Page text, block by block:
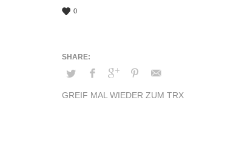
0
GREIF MAL WIEDER ZUM TRX